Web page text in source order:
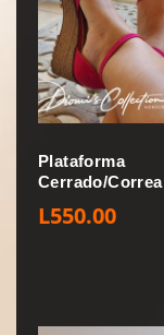
Plataforma
Cerrado/Correa
L550.00